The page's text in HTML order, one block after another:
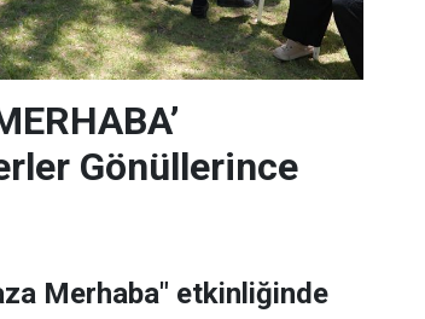
Gönüllerince
Merhaba" etkinliğinde